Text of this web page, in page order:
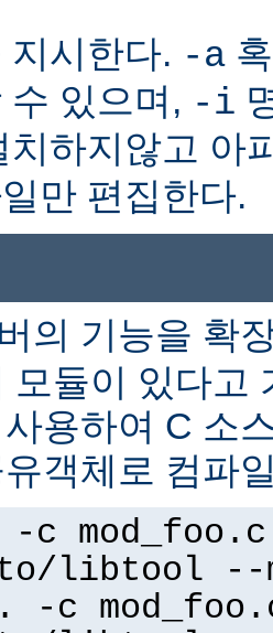
지시한다. -a
수 있으며, -i
치하지않고 아
만 편집한다.
의 기능을 확
모듈이 있다고
용하여 C 소
객체로 컴파
-c mod_foo.c
libtool --
-c